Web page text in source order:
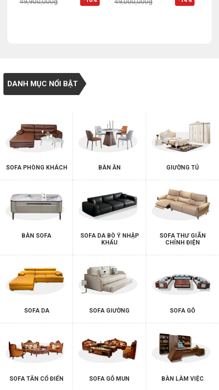
was:
is:
was:
is:
DANH MỤC NỔI BẬT
SOFA PHÒNG KHÁCH BÀN ĂN GIƯỜNG TỦ
BÀN SOFA
SOFA DA BÒ Ý NHẬP
KHẨU
SOFA THƯ GIÃN
CHỈNH ĐIỆN
SOFA DA SOFA GIƯỜNG SOFA GỖ
SOFA TÂN CỔ ĐIỂN SOFA GỖ MUN BÀN LÀM VIỆC